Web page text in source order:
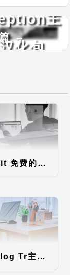
→
主
化包
Site Kit 免费的WordPress数据统计插件
Silk Blog Tr主题汉化包